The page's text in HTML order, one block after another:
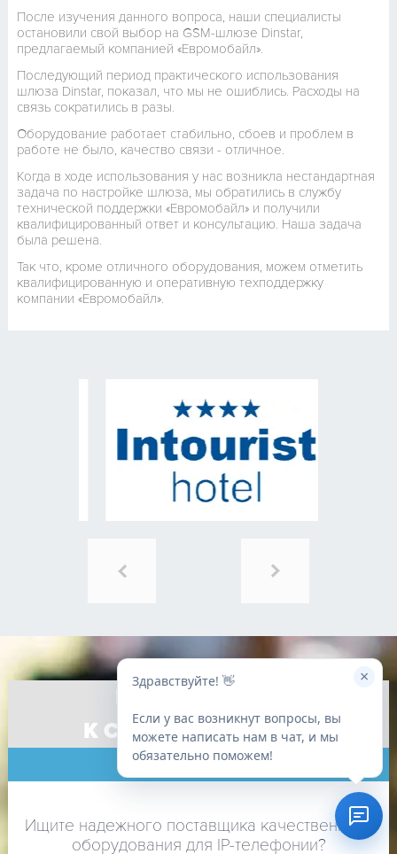
Здравствуйте! 👋
Если у вас возникнут вопросы, вы
можете написать нам в чат, и мы
обязательно поможем!
×
После изучения данного вопроса, наши специалисты
остановили свой выбор на GSM-шлюзе Dinstar,
предлагаемый компанией «Евромобайл».
Последующий период практического использования
шлюза Dinstar, показал, что мы не ошиблись. Расходы на
связь сократились в разы.
Оборудование работает стабильно, сбоев и проблем в
работе не было, качество связи - отличное.
Когда в ходе использования у нас возникла нестандартная
задача по настройке шлюза, мы обратились в службу
технической поддержки «Евромобайл» и получили
квалифицированный ответ и консультацию. Наша задача
была решена.
Так что, кроме отличного оборудования, можем отметить
квалифицированную и оперативную техподдержку
компании «Евромобайл».
ПРИГЛАШАЕМ
К СОТРУДНИЧЕСТВУ
ПАРТНЕРОВ
Ищите надежного поставщика качественного
оборудования для IP-телефонии?